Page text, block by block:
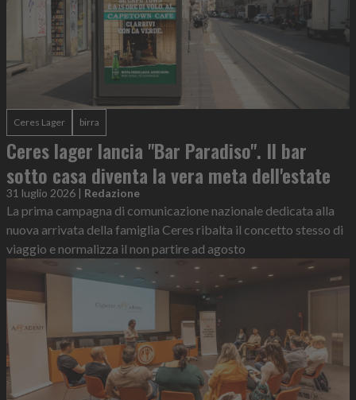
Ceres Lager birra
Ceres lager lancia "Bar Paradiso". Il bar
sotto casa diventa la vera meta dell'estate
31 luglio 2026 | Redazione
La prima campagna di comunicazione nazionale dedicata alla
nuova arrivata della famiglia Ceres ribalta il concetto stesso di
viaggio e normalizza il non partire ad agosto